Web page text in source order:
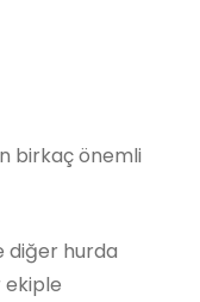
birkaç önemli
diğer hurda
ekiple